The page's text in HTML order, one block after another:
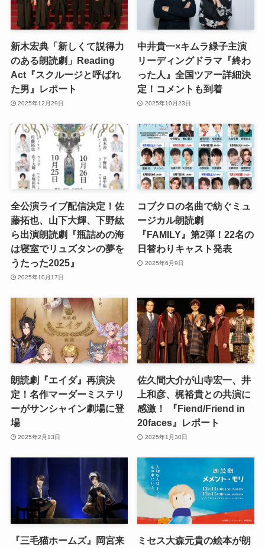
新木宏典「新しくて説得力
のある朗読劇」Reading
Act『スクルージと呼ばれ
た男』レポート
2025年12月29日
中井貴一×キムラ緑子主演
リーディングドラマ『終わ
った人』全国ツアー詳細決
定！コメントも到着
2025年10月23日
全公演ライブ配信決定！佐
藤拓也、山下大輝、下野紘
ら出演朗読劇『瓶詰めの海
は寝室でリュズタンの夢を
うたった2025』
2025年10月17日
コブクロの名曲で紡ぐミュ
ージカル朗読劇
『FAMILY』第2弾！22名の
日替わりキャスト発表
2025年6月9日
朗読劇『エイダ』再演決
定！名作マーダーミステリ
ーがサンシャイン劇場に登
場
2025年2月13日
佐久間大介が山寺宏一、井
上和彦、梶裕貴との共演に
感激！ 『Fiend/Friend in
20faces』レポート
2025年1月30日
『三毛猫ホームズ』岡宮来
ミセス大森元貴の絵本が朗